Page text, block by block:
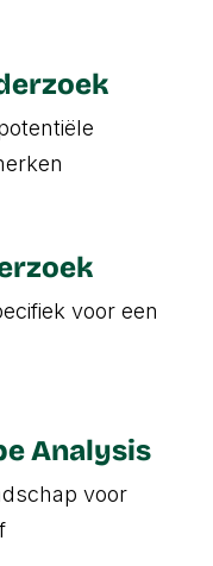
voor een
Analysis
voor